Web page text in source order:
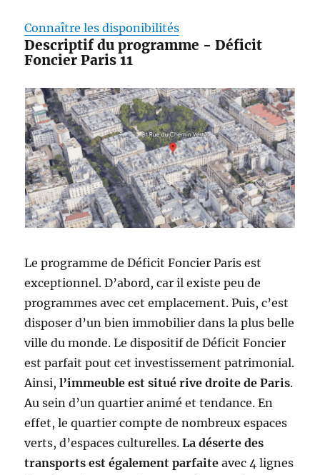
Connaître les disponibilités
Descriptif du programme - Déficit
Foncier Paris 11
Le programme de Déficit Foncier Paris est
exceptionnel. D’abord, car il existe peu de
programmes avec cet emplacement. Puis, c’est
disposer d’un bien immobilier dans la plus belle
ville du monde. Le dispositif de Déficit Foncier
est parfait pout cet investissement patrimonial.
Ainsi,l’immeuble est situé rive droite de Paris.
Au sein d’un quartier animé et tendance. En
effet, le quartier compte de nombreux espaces
verts, d’espaces culturelles.La déserte des
transports est également parfaite avec 4 lignes